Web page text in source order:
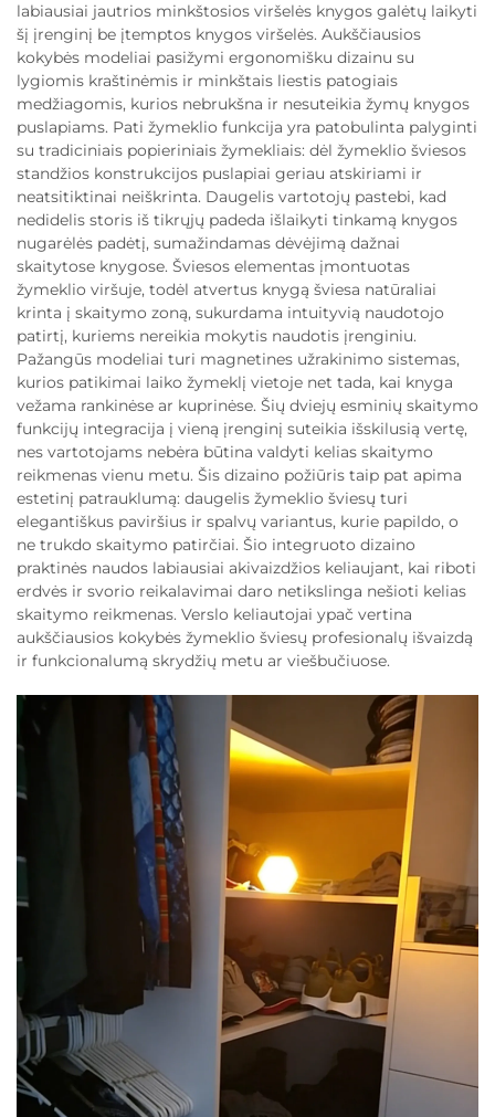
labiausiai jautrios minkštosios viršelės knygos galėtų laikyti
šį įrenginį be įtemptos knygos viršelės. Aukščiausios
kokybės modeliai pasižymi ergonomišku dizainu su
lygiomis kraštinėmis ir minkštais liestis patogiais
medžiagomis, kurios nebrukšna ir nesuteikia žymų knygos
puslapiams. Pati žymeklio funkcija yra patobulinta palyginti
su tradiciniais popieriniais žymekliais: dėl žymeklio šviesos
standžios konstrukcijos puslapiai geriau atskiriami ir
neatsitiktinai neiškrinta. Daugelis vartotojų pastebi, kad
nedidelis storis iš tikrųjų padeda išlaikyti tinkamą knygos
nugarėlės padėtį, sumažindamas dėvėjimą dažnai
skaitytose knygose. Šviesos elementas įmontuotas
žymeklio viršuje, todėl atvertus knygą šviesa natūraliai
krinta į skaitymo zoną, sukurdama intuityvią naudotojo
patirtį, kuriems nereikia mokytis naudotis įrenginiu.
Pažangūs modeliai turi magnetines užrakinimo sistemas,
kurios patikimai laiko žymeklį vietoje net tada, kai knyga
vežama rankinėse ar kuprinėse. Šių dviejų esminių skaitymo
funkcijų integracija į vieną įrenginį suteikia išskilusią vertę,
nes vartotojams nebėra būtina valdyti kelias skaitymo
reikmenas vienu metu. Šis dizaino požiūris taip pat apima
estetinį patrauklumą: daugelis žymeklio šviesų turi
elegantiškus paviršius ir spalvų variantus, kurie papildo, o
ne trukdo skaitymo patirčiai. Šio integruoto dizaino
praktinės naudos labiausiai akivaizdžios keliaujant, kai riboti
erdvės ir svorio reikalavimai daro netikslinga nešioti kelias
skaitymo reikmenas. Verslo keliautojai ypač vertina
aukščiausios kokybės žymeklio šviesų profesionalų išvaizdą
ir funkcionalumą skrydžių metu ar viešbučiuose.